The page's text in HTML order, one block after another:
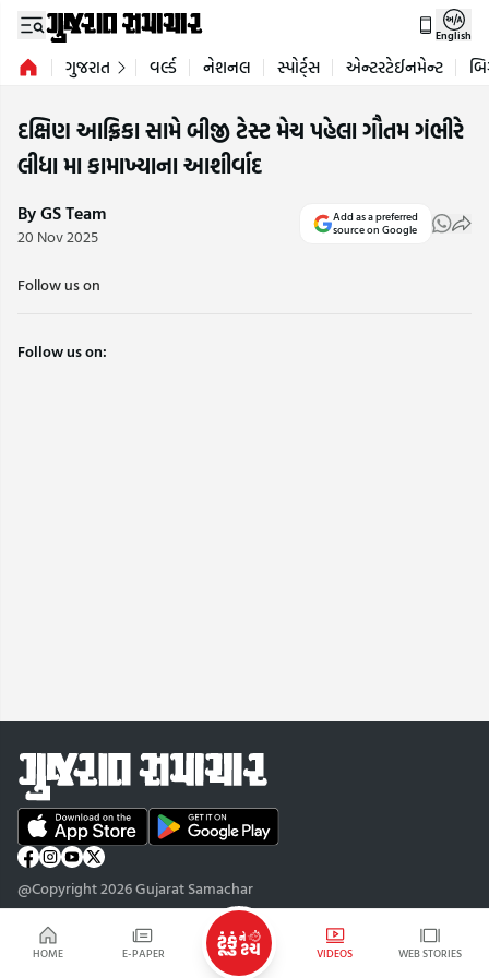
HOME E-PAPER VIDEOS WEB STORIES
English
ગુજરાત વર્લ્ડ નેશનલ સ્પોર્ટ્સ એન્ટરટેઈનમેન્ટ
દક્ષિણ આફ્રિકા સામે બીજી ટેસ્ટ મેચ પહેલા ગૌતમ ગંભીરે
લીધા મા કામાખ્યાના આશીર્વાદ
By GS Team
20 Nov 2025
Add as a preferred
source on Google
Follow us on
Follow us on:
@Copyright 2026 Gujarat Samachar